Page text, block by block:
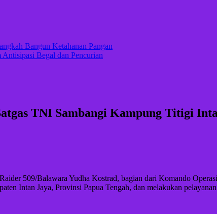
Bangun Ketahanan Pangan
Begal dan Pencurian
TNI Sambangi Kampung Titigi
509/Balawara Yudha Kostrad, bagian dari Komando
Intan Jaya, Provinsi Papua Tengah, dan melakukan